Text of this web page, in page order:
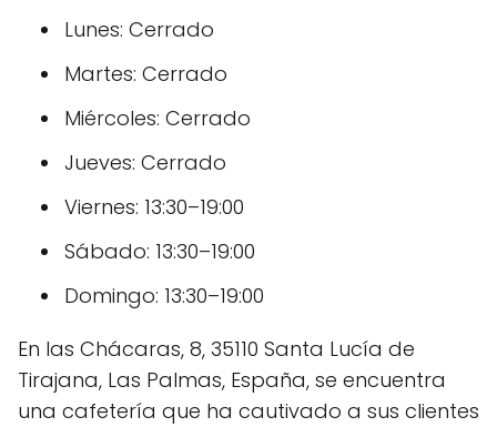
Lunes: Cerrado
Martes: Cerrado
Miércoles: Cerrado
Jueves: Cerrado
Viernes: 13:30–19:00
Sábado: 13:30–19:00
Domingo: 13:30–19:00
En las Chácaras, 8, 35110 Santa Lucía de
Tirajana, Las Palmas, España, se encuentra
una cafetería que ha cautivado a sus clientes